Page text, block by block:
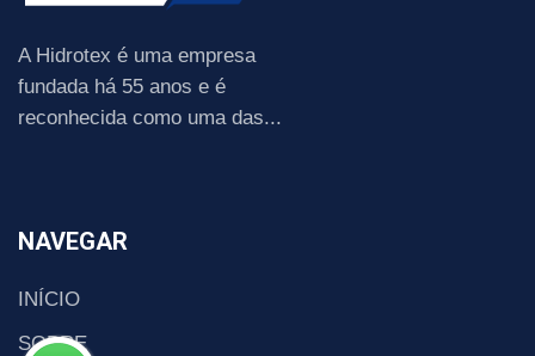
A Hidrotex é uma empresa
fundada há 55 anos e é
reconhecida como uma das...
NAVEGAR
INÍCIO
SOBRE